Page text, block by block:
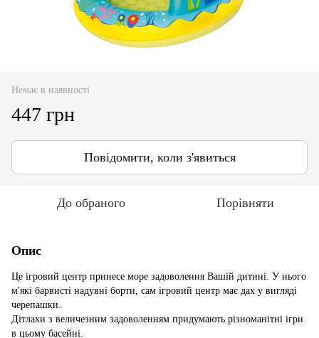
Немає в наявності
447 грн
Повідомити, коли з'явиться
До обраного Порівняти
Опис
Це ігровий центр принесе море задоволення Вашій дитині. У нього
м'які барвисті надувні борти, сам ігровий центр має дах у вигляді
черепашки.
Дітлахи з величезним задоволенням придумають різноманітні ігри
в цьому басейні.